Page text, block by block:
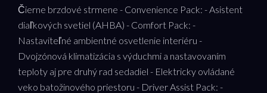
Čierne brzdové strmene - Convenience Pack: - Asistent
diaľkových svetiel (AHBA) - Comfort Pack: -
Nastaviteľné ambientné osvetlenie interiéru -
Dvojzónová klimatizácia s výduchmi a nastavovaním
teploty aj pre druhý rad sedadiel - Elektricky ovládané
veko batožinového priestoru - Driver Assist Pack: -